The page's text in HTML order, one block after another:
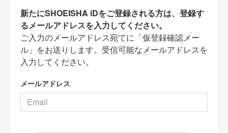
新たにSHOEISHA iDをご登録される方は、登録す
るメールアドレスを入力してください。
ご入力のメールアドレス宛てに「仮登録確認メー
ル」をお送りします。受信可能なメールアドレスを
入力してください。
メールアドレス